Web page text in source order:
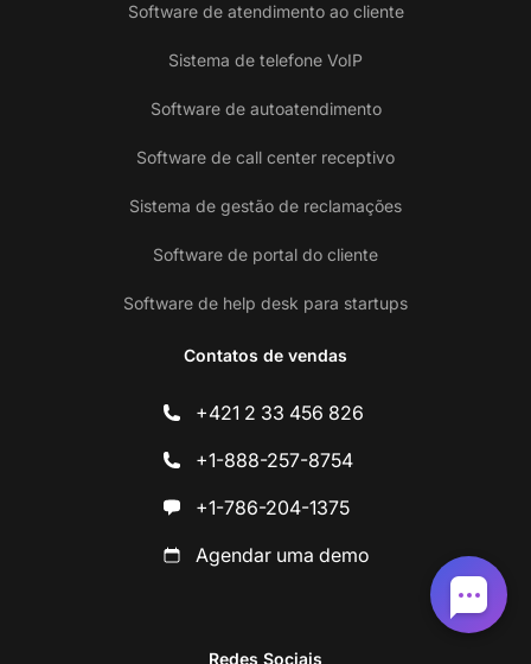
Software de atendimento ao cliente
Sistema de telefone VoIP
Software de autoatendimento
Software de call center receptivo
Sistema de gestão de reclamações
Software de portal do cliente
Software de help desk para startups
Contatos de vendas
+421 2 33 456 826
+1-888-257-8754
+1-786-204-1375
Agendar uma demo
Redes Sociais